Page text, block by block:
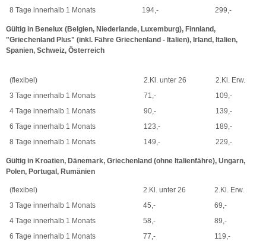
8 Tage innerhalb 1 Monats
194,- 299,-
Gültig in Benelux (Belgien, Niederlande, Luxemburg), Finnland,
"Griechenland Plus" (inkl. Fähre Griechenland - Italien), Irland, Italien,
Spanien, Schweiz, Österreich
(flexibel) 2.Kl. unter 26
2.Kl. Erw.
3 Tage innerhalb 1 Monats
71,-
109,-
4 Tage innerhalb 1 Monats
90,-
139,-
6 Tage innerhalb 1 Monats
123,-
189,-
8 Tage innerhalb 1 Monats
149,- 229,-
Gültig in Kroatien, Dänemark, Griechenland (ohne Italienfähre), Ungarn,
Polen, Portugal, Rumänien
(flexibel) 2.Kl. unter 26
2.Kl. Erw.
3 Tage innerhalb 1 Monats
45,-
69,-
4 Tage innerhalb 1 Monats
58,-
89,-
6 Tage innerhalb 1 Monats
77,- 119,-